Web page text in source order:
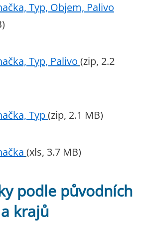
Typ, Objem, Palivo
Typ, Palivo (zip, 2.2
Typ(zip, 2.1 MB)
(xls, 3.7 MB)
podle původních
krajů